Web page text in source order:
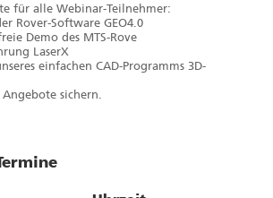
für alle Webinar-Teilnehmer:
Rover-Software GEO4.0
Demo des MTS-Rove
LaserX
einfachen CAD-Programms 3D-
sichern.